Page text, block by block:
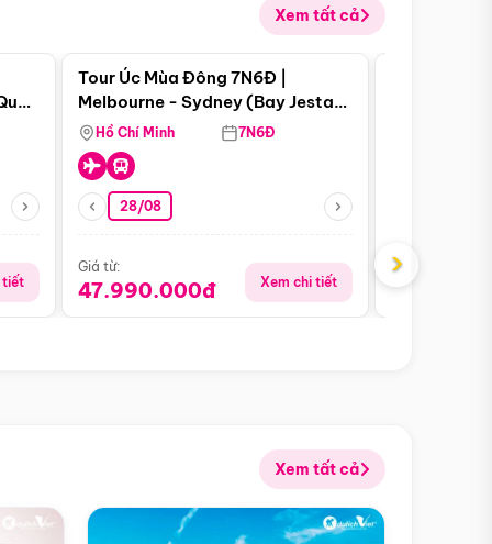
Xem tất cả
tiết
Điểm nổi bật
Tour Úc Mùa Đông 7N6Đ |
Melbourne - Sydney (Bay Jestar
Airways)
Hồ Chí Minh 7N6Đ
28/08
Giá từ:
47.990.000đ Xem chi tiết
Giá từ:
›
Xem tất cả